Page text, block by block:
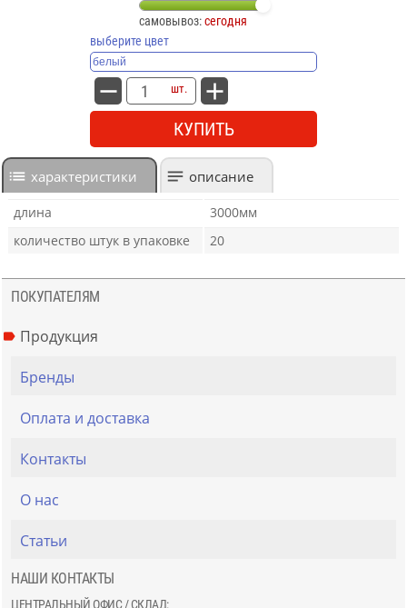
самовывоз:сегодня
выберите цвет
шт.
КУПИТЬ
характеристики описание
длина
3000мм
количество штук в упаковке
20
ПОКУПАТЕЛЯМ
Продукция
Бренды
Оплата и доставка
Контакты
О нас
Статьи
НАШИ КОНТАКТЫ
ЦЕНТРАЛЬНЫЙ ОФИС / СКЛАД: